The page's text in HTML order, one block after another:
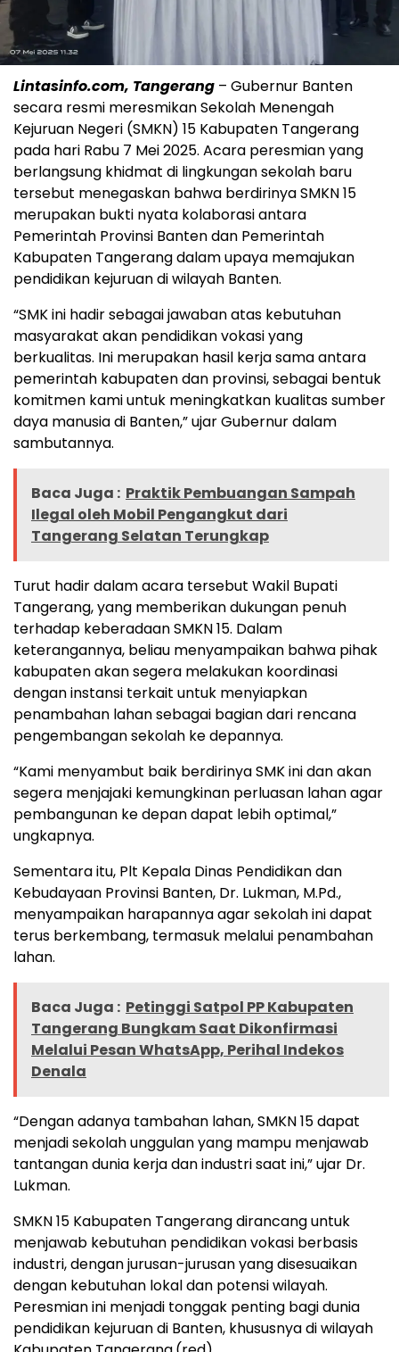
Lintasinfo.com, Tangerang – Gubernur Banten
secara resmi meresmikan Sekolah Menengah
Kejuruan Negeri (SMKN) 15 Kabupaten Tangerang
pada hari Rabu 7 Mei 2025. Acara peresmian yang
berlangsung khidmat di lingkungan sekolah baru
tersebut menegaskan bahwa berdirinya SMKN 15
merupakan bukti nyata kolaborasi antara
Pemerintah Provinsi Banten dan Pemerintah
Kabupaten Tangerang dalam upaya memajukan
pendidikan kejuruan di wilayah Banten.
“SMK ini hadir sebagai jawaban atas kebutuhan
masyarakat akan pendidikan vokasi yang
berkualitas. Ini merupakan hasil kerja sama antara
pemerintah kabupaten dan provinsi, sebagai bentuk
komitmen kami untuk meningkatkan kualitas sumber
daya manusia di Banten,” ujar Gubernur dalam
sambutannya.
Baca Juga : Praktik Pembuangan Sampah
Ilegal oleh Mobil Pengangkut dari
Tangerang Selatan Terungkap
Turut hadir dalam acara tersebut Wakil Bupati
Tangerang, yang memberikan dukungan penuh
terhadap keberadaan SMKN 15. Dalam
keterangannya, beliau menyampaikan bahwa pihak
kabupaten akan segera melakukan koordinasi
dengan instansi terkait untuk menyiapkan
penambahan lahan sebagai bagian dari rencana
pengembangan sekolah ke depannya.
“Kami menyambut baik berdirinya SMK ini dan akan
segera menjajaki kemungkinan perluasan lahan agar
pembangunan ke depan dapat lebih optimal,”
ungkapnya.
Sementara itu, Plt Kepala Dinas Pendidikan dan
Kebudayaan Provinsi Banten, Dr. Lukman, M.Pd.,
menyampaikan harapannya agar sekolah ini dapat
terus berkembang, termasuk melalui penambahan
lahan.
Baca Juga : ‎Petinggi Satpol PP Kabupaten
Tangerang Bungkam Saat Dikonfirmasi
Melalui Pesan WhatsApp, Perihal Indekos
Denala
“Dengan adanya tambahan lahan, SMKN 15 dapat
menjadi sekolah unggulan yang mampu menjawab
tantangan dunia kerja dan industri saat ini,” ujar Dr.
Lukman.
SMKN 15 Kabupaten Tangerang dirancang untuk
menjawab kebutuhan pendidikan vokasi berbasis
industri, dengan jurusan-jurusan yang disesuaikan
dengan kebutuhan lokal dan potensi wilayah.
Peresmian ini menjadi tonggak penting bagi dunia
pendidikan kejuruan di Banten, khususnya di wilayah